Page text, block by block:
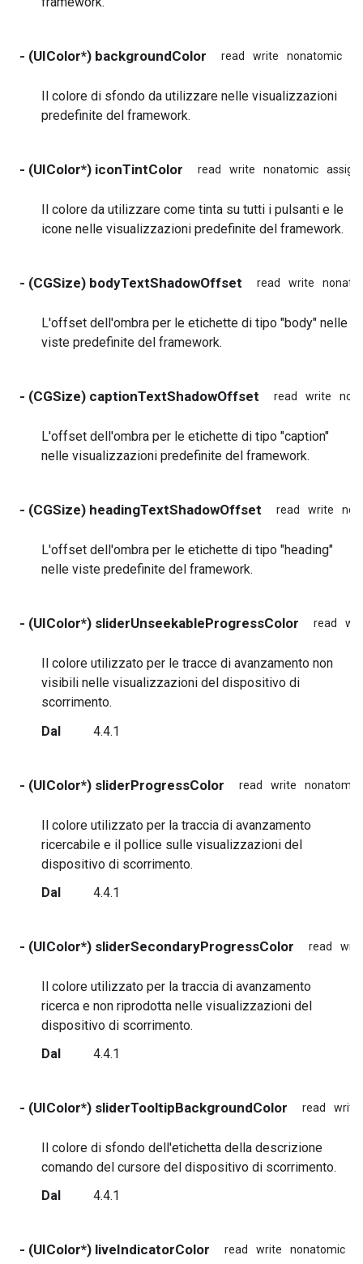
- (UIColor*) backgroundColor read write nonatomic
Il colore di sfondo da utilizzare nelle visualizzazioni
predefinite del framework.
- (UIColor*) iconTintColor read write nonatomic assign
Il colore da utilizzare come tinta su tutti i pulsanti e le
icone nelle visualizzazioni predefinite del framework.
- (CGSize) bodyTextShadowOffset read write
L'offset dell'ombra per le etichette di tipo "body" nelle
viste predefinite del framework.
- (CGSize) captionTextShadowOffset read write
L'offset dell'ombra per le etichette di tipo "caption"
nelle visualizzazioni predefinite del framework.
- (CGSize) headingTextShadowOffset read write
L'offset dell'ombra per le etichette di tipo "heading"
nelle viste predefinite del framework.
- (UIColor*) sliderUnseekableProgressColor read
Il colore utilizzato per le tracce di avanzamento non
visibili nelle visualizzazioni del dispositivo di
scorrimento.
Dal
4.4.1
- (UIColor*) sliderProgressColor read write nonatomic
Il colore utilizzato per la traccia di avanzamento
ricercabile e il pollice sulle visualizzazioni del
dispositivo di scorrimento.
Dal
4.4.1
- (UIColor*) sliderSecondaryProgressColor read
Il colore utilizzato per la traccia di avanzamento
ricerca e non riprodotta nelle visualizzazioni del
dispositivo di scorrimento.
Dal
4.4.1
- (UIColor*) sliderTooltipBackgroundColor read write
Il colore di sfondo dell'etichetta della descrizione
comando del cursore del dispositivo di scorrimento.
Dal
4.4.1
- (UIColor*) liveIndicatorColor read write nonatomic